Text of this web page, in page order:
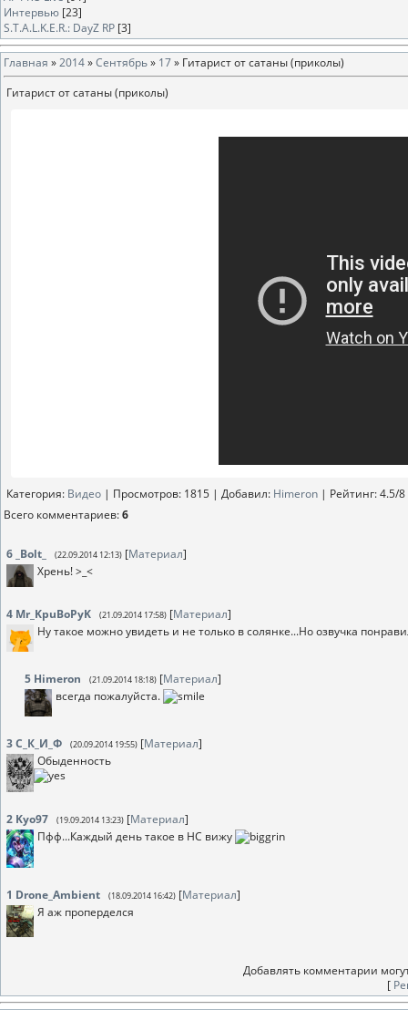
Интервью [23]
S.T.A.L.K.E.R.: DayZ RP [3]
Главная »2014»Сентябрь» 17» Гитарист от сатаны (приколы)
Гитарист от сатаны (приколы)
Категория: Видео | Просмотров: 1815 | Добавил: Himeron | Рейтинг:4.5/8
Всего комментариев:6
6 _Bolt_ (22.09.2014 12:13) [Материал]
Хрень! >_<
4 Mr_KpuBoPyK (21.09.2014 17:58) [Материал]
Ну такое можно увидеть и не только в солянке...Но озвучка
5 Himeron (21.09.2014 18:18) [Материал]
всегда пожалуйста.
3С_К_И_Ф (20.09.2014 19:55) [Материал]
Обыденность
2 Kyo97 (19.09.2014 13:23) [Материал]
Пфф...Каждый день такое в НС вижу
1 Drone_Ambient (18.09.2014 16:42) [Материал]
Я аж проперделся
Добавлять комментарии
[